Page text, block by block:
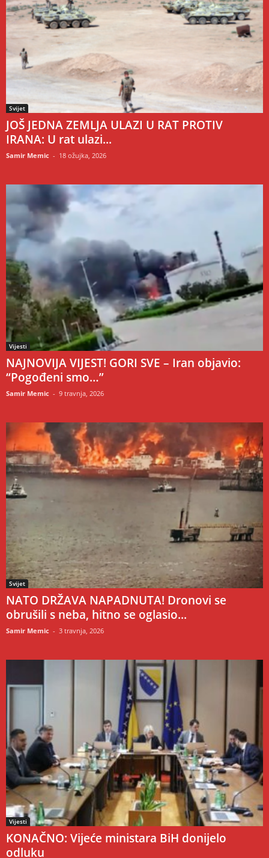
Svijet
JOŠ JEDNA ZEMLJA ULAZI U RAT PROTIV
IRANA: U rat ulazi...
Samir Memic - 18 ožujka, 2026
Vijesti
NAJNOVIJA VIJEST! GORI SVE – Iran objavio:
“Pogođeni smo…”
Samir Memic - 9 travnja, 2026
Svijet
NATO DRŽAVA NAPADNUTA! Dronovi se
obrušili s neba, hitno se oglasio...
Samir Memic - 3 travnja, 2026
Vijesti
KONAČNO: Vijeće ministara BiH donijelo
odluku